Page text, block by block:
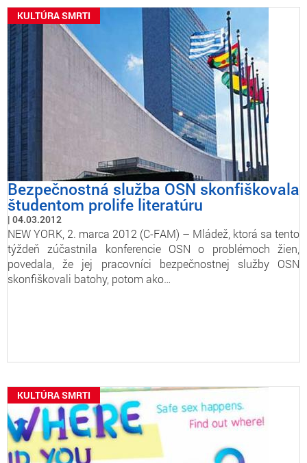
KULTÚRA SMRTI
Bezpečnostná služba OSN skonfiškovala
študentom prolife literatúru
04.03.2012
NEW YORK, 2. marca 2012 (C-FAM) – Mládež, ktorá sa tento
týždeň zúčastnila konferencie OSN o problémoch žien,
povedala, že jej pracovníci bezpečnostnej služby OSN
skonfiškovali batohy, potom ako…
KULTÚRA SMRTI